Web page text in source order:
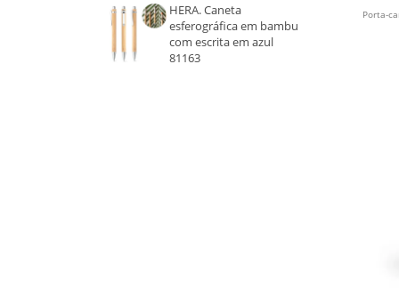
BEGE
HERA. Caneta
esferográfica em bambu
com escrita em azul
81163
Porta-